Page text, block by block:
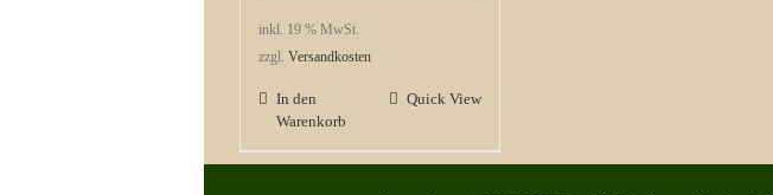
inkl. 19 % MwSt.
zzgl. Versandkosten
In den
Warenkorb
Quick View